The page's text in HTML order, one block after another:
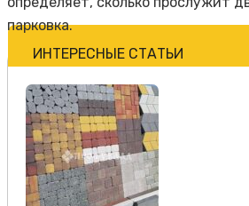
парковка.
ИНТЕРЕСНЫЕ СТАТЬИ